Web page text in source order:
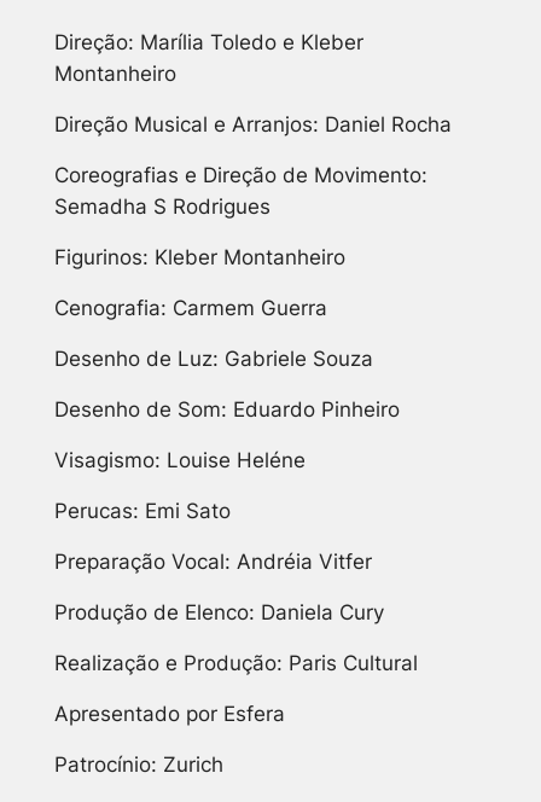
Direção: Marília Toledo e Kleber
Montanheiro
Direção Musical e Arranjos: Daniel Rocha
Coreografias e Direção de Movimento:
Semadha S Rodrigues
Figurinos: Kleber Montanheiro
Cenografia: Carmem Guerra
Desenho de Luz: Gabriele Souza
Desenho de Som: Eduardo Pinheiro
Visagismo: Louise Heléne
Perucas: Emi Sato
Preparação Vocal: Andréia Vitfer
Produção de Elenco: Daniela Cury
Realização e Produção: Paris Cultural
Apresentado por Esfera
Patrocínio: Zurich